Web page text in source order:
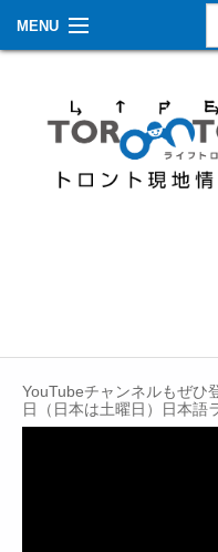
MENU
生活情報
その他
YouTubeチャンネルもぜひ
日（日本は土曜日）日本語